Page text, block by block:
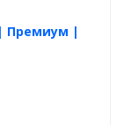
| Премиум |